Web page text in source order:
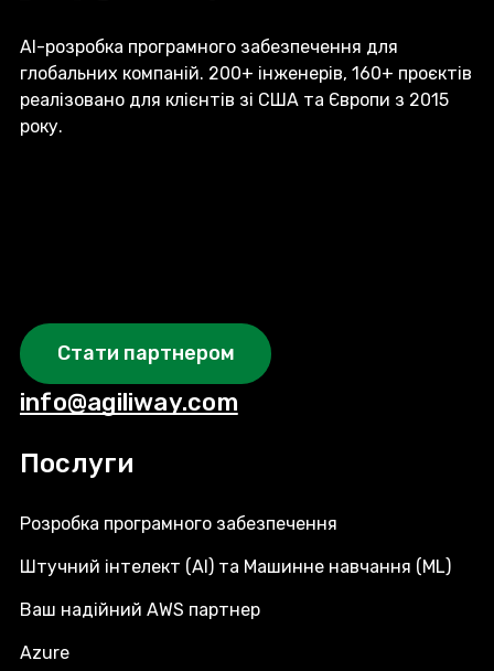
AI-розробка програмного забезпечення для
глобальних компаній. 200+ інженерів, 160+ проєктів
реалізовано для клієнтів зі США та Європи з 2015
року.
Стати партнером
info@agiliway.com
Послуги
Розробка програмного забезпечення
Штучний інтелект (AI) та Машинне навчання (ML)
Ваш надійний AWS партнер
Azure